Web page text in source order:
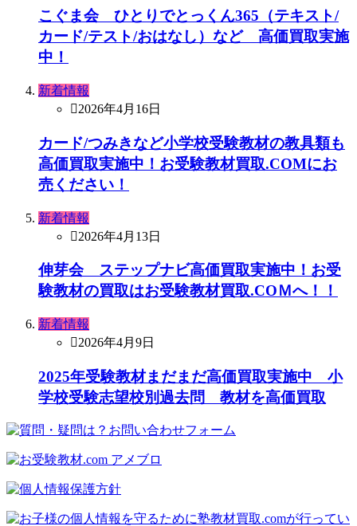
こぐま会 ひとりでとっくん365（テキスト/
カード/テスト/おはなし）など 高価買取実施
中！
新着情報
2026年4月16日
カード/つみきなど小学校受験教材の教具類も
高価買取実施中！お受験教材買取.COMにお
売ください！
新着情報
2026年4月13日
伸芽会 ステップナビ高価買取実施中！お受
験教材の買取はお受験教材買取.COＭへ！！
新着情報
2026年4月9日
2025年受験教材まだまだ高価買取実施中 小
学校受験志望校別過去問 教材を高価買取